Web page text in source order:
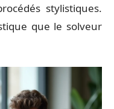
stylistiques.
que le solveur